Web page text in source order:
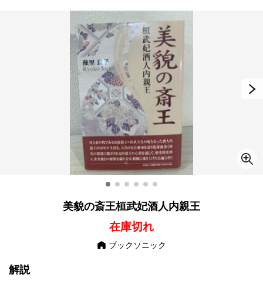
美貌の斎王桓武妃酒人内親王
在庫切れ
ブックソニック
解説